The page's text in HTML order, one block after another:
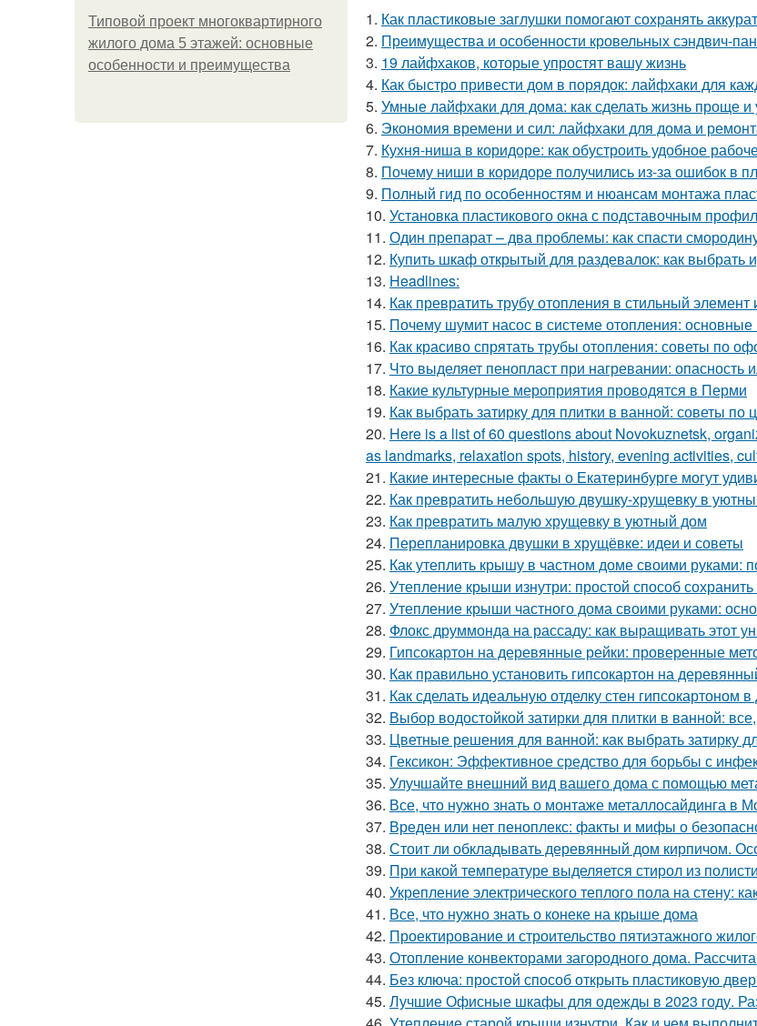
Типовой проект многоквартирного
жилого дома 5 этажей: основные
особенности и преимущества
1. Как пластиковые заглушки помогают сохранять
2. Преимущества и особенности кровельных сэндвич-
3. 19 лайфхаков, которые упростят вашу жизнь
4. Как быстро привести дом в порядок: лайфхаки для
5. Умные лайфхаки для дома: как сделать жизнь проще и
6. Экономия времени и сил: лайфхаки для дома и
7. Кухня-ниша в коридоре: как обустроить удобное
8. Почему ниши в коридоре получились из-за ошибок в
9. Полный гид по особенностям и нюансам монтажа
10. Установка пластикового окна с подставочным
11. Один препарат – два проблемы: как спасти
12. Купить шкаф открытый для раздевалок: как
13. Headlines:
14. Как превратить трубу отопления в стильный элемент
15. Почему шумит насос в системе отопления:
16. Как красиво спрятать трубы отопления: советы по
17. Что выделяет пенопласт при нагревании: опасность
18. Какие культурные мероприятия проводятся в Перми
19. Как выбрать затирку для плитки в ванной: советы по
20. Here is a list of 60 questions about Novokuznetsk,
as landmarks, relaxation spots, history, evening activities,
21. Какие интересные факты о Екатеринбурге могут
22. Как превратить небольшую двушку-хрущевку в
23. Как превратить малую хрущевку в уютный дом
24. Перепланировка двушки в хрущёвке: идеи и советы
25. Как утеплить крышу в частном доме своими руками:
26. Утепление крыши изнутри: простой способ
27. Утепление крыши частного дома своими руками:
28. Флокс друммонда на рассаду: как выращивать этот
29. Гипсокартон на деревянные рейки: проверенные
30. Как правильно установить гипсокартон на
31. Как сделать идеальную отделку стен гипсокартоном
32. Выбор водостойкой затирки для плитки в ванной:
33. Цветные решения для ванной: как выбрать затирку
34. Гексикон: Эффективное средство для борьбы с
35. Улучшайте внешний вид вашего дома с помощью
36. Все, что нужно знать о монтаже металлосайдинга в
37. Вреден или нет пеноплекс: факты и мифы о
38. Стоит ли обкладывать деревянный дом кирпичом.
39. При какой температуре выделяется стирол из
40. Укрепление электрического теплого пола на стену:
41. Все, что нужно знать о конеке на крыше дома
42. Проектирование и строительство пятиэтажного
43. Отопление конвекторами загородного дома.
44. Без ключа: простой способ открыть пластиковую
45. Лучшие Офисные шкафы для одежды в 2023 году.